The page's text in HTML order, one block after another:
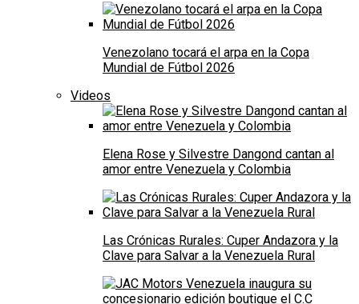
Venezolano tocará el arpa en la Copa
Mundial de Fútbol 2026
Videos
Elena Rose y Silvestre Dangond cantan al
amor entre Venezuela y Colombia
Las Crónicas Rurales: Cuper Andazora y la
Clave para Salvar a la Venezuela Rural